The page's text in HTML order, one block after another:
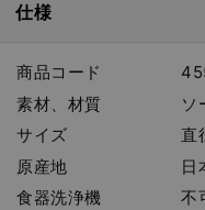
仕様
商品コード
素材、材質
ソ
サイズ
直
原産地
日
食器洗浄機
不